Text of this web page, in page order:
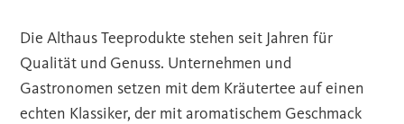
Die Althaus Teeprodukte stehen seit Jahren für
Qualität und Genuss. Unternehmen und
Gastronomen setzen mit dem Kräutertee auf einen
echten Klassiker, der mit aromatischem Geschmack